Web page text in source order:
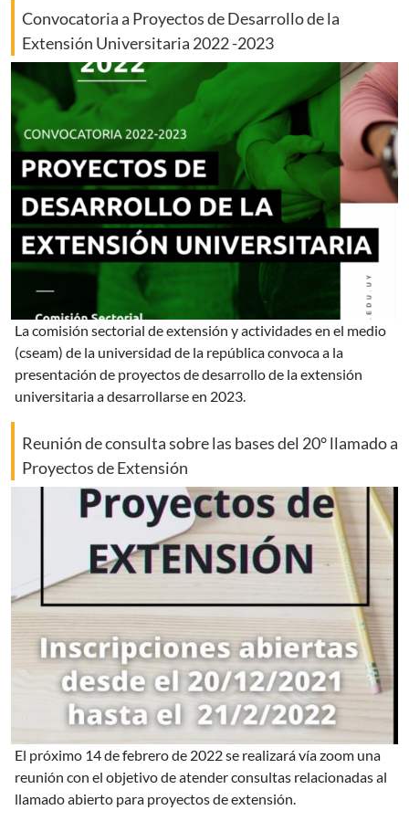
Convocatoria a Proyectos de Desarrollo de la
Extensión Universitaria 2022 -2023
la comisión sectorial de extensión y actividades en el medio
(cseam) de la universidad de la república convoca a la
presentación de proyectos de desarrollo de la extensión
universitaria a desarrollarse en 2023.
Reunión de consulta sobre las bases del 20° llamado a
Proyectos de Extensión
el próximo 14 de febrero de 2022 se realizará vía zoom una
reunión con el objetivo de atender consultas relacionadas al
llamado abierto para proyectos de extensión.